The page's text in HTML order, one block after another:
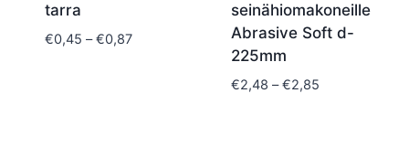
tarra
€0,45 – €0,87Hintaluokka:
seinähiomakoneille
Abrasive Soft d-
225mm
€2,48 – €2,85Hintaluokka: